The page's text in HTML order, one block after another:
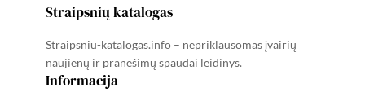
Straipsnių katalogas
Straipsniu-katalogas.info – nepriklausomas įvairių
naujienų ir pranešimų spaudai leidinys.
Informacija